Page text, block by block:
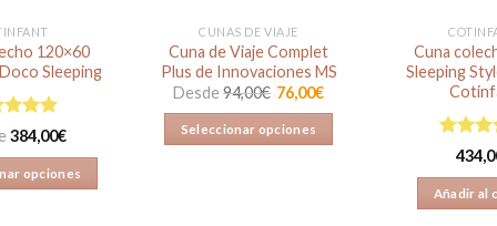
120×60
Sleeping
en
de 5
384,00€
opciones
CUNAS DE VIAJE
Cuna de Viaje Complet
Plus de Innovaciones MS
Desde94,00€ 76,00€
Seleccionar opciones
Cuna
Sleeping
Añadir al